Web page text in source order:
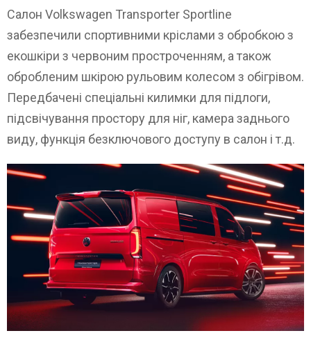
Салон Volkswagen Transporter Sportline
забезпечили спортивними кріслами з обробкою з
екошкіри з червоним простроченням, а також
обробленим шкірою рульовим колесом з обігрівом.
Передбачені спеціальні килимки для підлоги,
підсвічування простору для ніг, камера заднього
виду, функція безключового доступу в салон і т.д.